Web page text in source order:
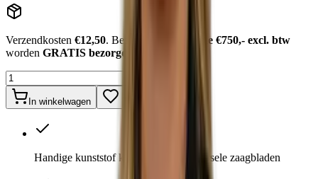
Verzendkosten €12,50. Bestellingen
boven de €750,- excl. btw
worden GRATIS bezorgd
In winkelwagen
Handige kunststof koffer met 25 universele zaagbladen